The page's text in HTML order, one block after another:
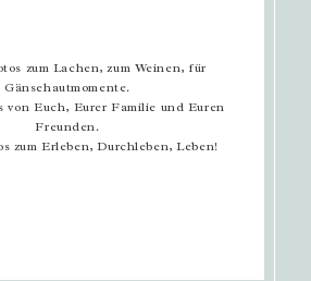
zum Lachen, zum Weinen, für
Gänsehautmomente.
von Euch, Eurer Familie und Euren
Freunden.
zum Erleben, Durchleben, Leben!